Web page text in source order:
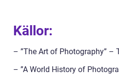
Källor:
– ”The Art of Photography” –
– ”A World History of